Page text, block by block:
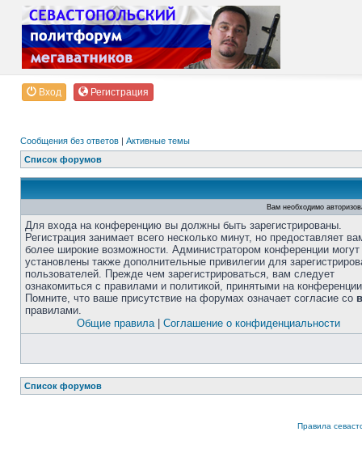
Вход Регистрация
Сообщения без ответов | Активные темы
Список форумов
Вам необходимо
Для входа на конференцию вы должны быть зарегистрированы.
Регистрация занимает всего несколько минут, но предоставляет
более широкие возможности. Администратором конференции
установлены также дополнительные привилегии для
пользователей. Прежде чем зарегистрироваться, вам следует
ознакомиться с правилами и политикой, принятыми на
Помните, что ваше присутствие на форумах означает согласие со
правилами.
Общие правила| Соглашение о конфиденциальности
Список форумов
Правила